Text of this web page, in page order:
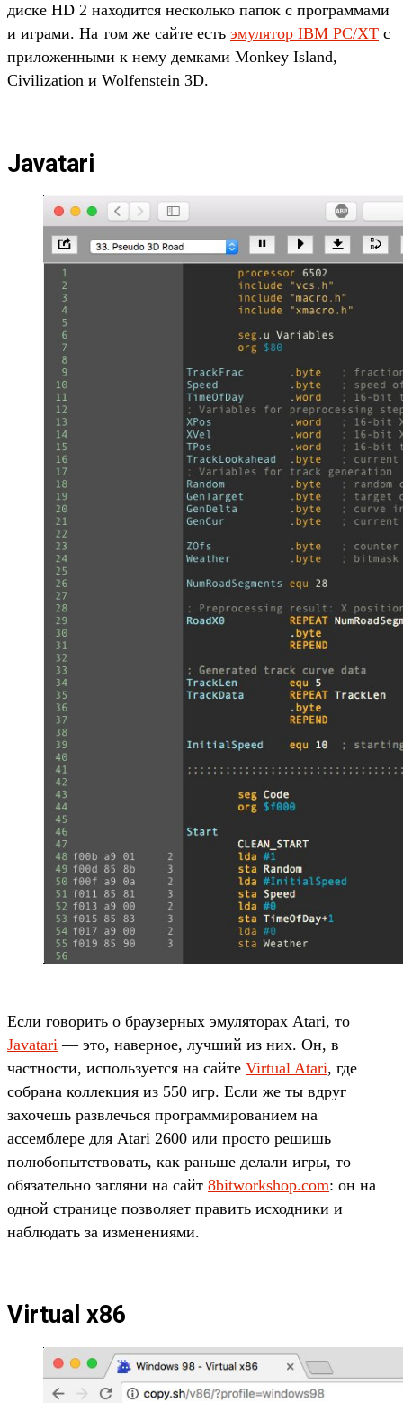
диске HD 2 находится несколько папок с программами
и играми. На том же сайте есть эмулятор IBM PC/XT с
приложенными к нему демками Monkey Island,
Civilization и Wolfenstein 3D.
Javatari
Если говорить о браузерных эмуляторах Atari, то
Javatari — это, наверное, лучший из них. Он, в
частности, используется на сайте Virtual Atari, где
собрана коллекция из 550 игр. Если же ты вдруг
захочешь развлечься программированием на
ассемблере для Atari 2600 или просто решишь
полюбопытствовать, как раньше делали игры, то
обязательно загляни на сайт 8bitworkshop.com: он на
одной странице позволяет править исходники и
наблюдать за изменениями.
Virtual x86